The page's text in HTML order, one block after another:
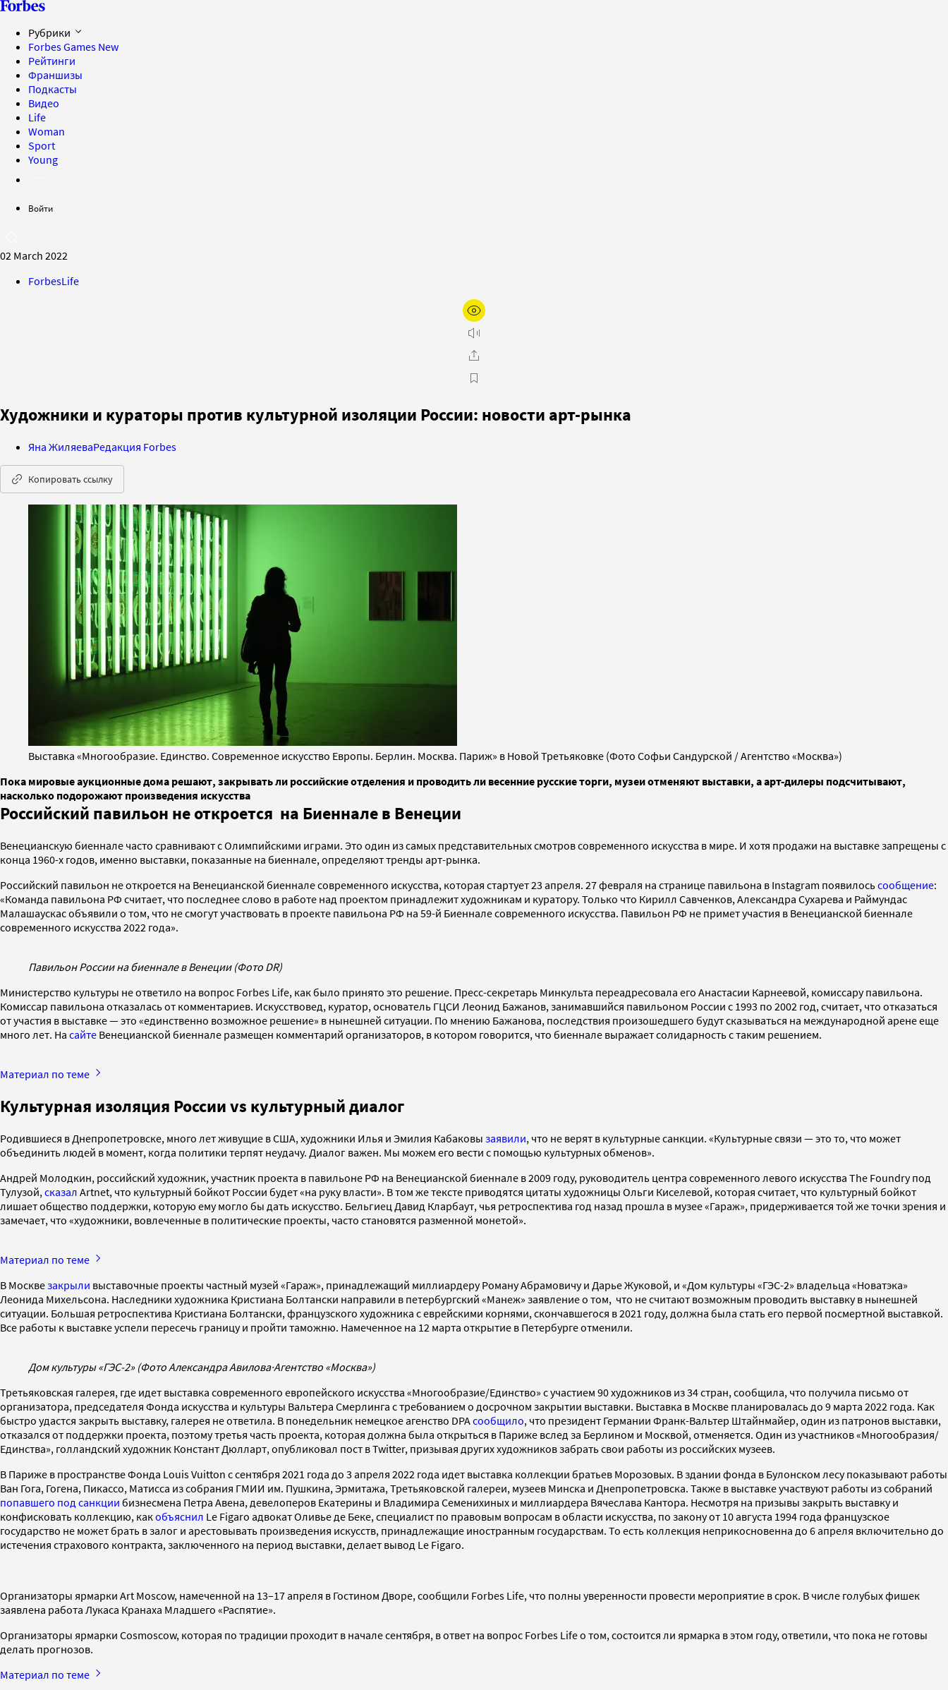
Рубрики
Forbes Games New
Рейтинги
Франшизы
Подкасты
Видео
Life
Woman
Sport
Young
Войти
02 March 2022
ForbesLife
Художники и кураторы против культурной изоляции России: новости арт-рынка
Яна ЖиляеваРедакция Forbes
Копировать ссылку
Выставка «Многообразие. Единство. Современное искусство Европы. Берлин. Москва. Париж» в Новой Третьяковке (Фото Софьи Сандурской / Агентство «Москва»)
Пока мировые аукционные дома решают, закрывать ли российские отделения и проводить ли весенние русские торги, музеи отменяют выставки, а арт-дилеры подсчитывают,
насколько подорожают произведения искусства
Российский павильон не откроется на Биеннале в Венеции
Венецианскую биеннале часто сравнивают с Олимпийскими играми. Это один из самых представительных смотров современного искусства в мире. И хотя продажи на выставке запрещены с
конца 1960-х годов, именно выставки, показанные на биеннале, определяют тренды арт-рынка.
Российский павильон не откроется на Венецианской биеннале современного искусства, которая стартует 23 апреля. 27 февраля на странице павильона в Instagram появилосьсообщение:
«Команда павильона РФ считает, что последнее слово в работе над проектом принадлежит художникам и куратору. Только что Кирилл Савченков, Александра Сухарева и Раймундас
Малашаускас объявили о том, что не смогут участвовать в проекте павильона РФ на 59-й Биеннале современного искусства. Павильон РФ не примет участия в Венецианской биеннале
современного искусства 2022 года».
Павильон России на биеннале в Венеции (Фото DR)
Министерство культуры не ответило на вопрос Forbes Life, как было принято это решение. Пресс-секретарь Минкульта переадресовала его Анастасии Карнеевой, комиссару павильона.
Комиссар павильона отказалась от комментариев. Искусствовед, куратор, основатель ГЦСИ Леонид Бажанов, занимавшийся павильоном России с 1993 по 2002 год, считает, что отказаться
от участия в выставке — это «единственно возможное решение» в нынешней ситуации. По мнению Бажанова, последствия произошедшего будут сказываться на международной арене еще
много лет. На сайте Венецианской биеннале размещен комментарий организаторов, в котором говорится, что биеннале выражает солидарность с таким решением.
Материал по теме
Культурная изоляция России vs культурный диалог
Родившиеся в Днепропетровске, много лет живущие в США, художники Илья и Эмилия Кабаковы заявили, что не верят в культурные санкции. «Культурные связи — это то, что может
объединить людей в момент, когда политики терпят неудачу. Диалог важен. Мы можем его вести с помощью культурных обменов».
Андрей Молодкин, российский художник, участник проекта в павильоне РФ на Венецианской биеннале в 2009 году, руководитель центра современного левого искусства The Foundry под
Тулузой, сказал Artnet, что культурный бойкот России будет «на руку власти». В том же тексте приводятся цитаты художницы Ольги Киселевой, которая считает, что культурный бойкот
лишает общество поддержки, которую ему могло бы дать искусство. Бельгиец Давид Кларбаут, чья ретроспектива год назад прошла в музее «Гараж», придерживается той же точки зрения и
замечает, что «художники, вовлеченные в политические проекты, часто становятся разменной монетой».
Материал по теме
В Москвезакрыли выставочные проекты частный музей «Гараж», принадлежащий миллиардеру Роману Абрамовичу и Дарье Жуковой, и «Дом культуры «ГЭС-2» владельца «Новатэка»
Леонида Михельсона. Наследники художника Кристиана Болтански направили в петербургский «Манеж» заявление о том, что не считают возможным проводить выставку в нынешней
ситуации. Большая ретроспектива Кристиана Болтански, французского художника с еврейскими корнями, скончавшегося в 2021 году, должна была стать его первой посмертной выставкой.
Все работы к выставке успели пересечь границу и пройти таможню. Намеченное на 12 марта открытие в Петербурге отменили.
Дом культуры «ГЭС-2» (Фото Александра Авилова·Агентство «Москва»)
Третьяковская галерея, где идет выставка современного европейского искусства «Многообразие/Единство» с участием 90 художников из 34 стран, сообщила, что получила письмо от
организатора, председателя Фонда искусства и культуры Вальтера Смерлинга с требованием о досрочном закрытии выставки. Выставка в Москве планировалась до 9 марта 2022 года. Как
быстро удастся закрыть выставку, галерея не ответила. В понедельник немецкое агенство DPAcообщило, что президент Германии Франк-Вальтер Штайнмайер, один из патронов выставки,
отказался от поддержки проекта, поэтому третья часть проекта, которая должна была открыться в Париже вслед за Берлином и Москвой, отменяется. Один из участников «Многообразия/
Единства», голландский художник Констант Дюлларт, опубликовал пост в Twitter, призывая других художников забрать свои работы из российских музеев.
В Париже в пространстве Фонда Louis Vuitton c сентября 2021 года до 3 апреля 2022 года идет выставка коллекции братьев Морозовых. В здании фонда в Булонском лесу показывают работы
Ван Гога, Гогена, Пикассо, Матисса из собрания ГМИИ им. Пушкина, Эрмитажа, Третьяковской галереи, музеев Минска и Днепропетровска. Также в выставке участвуют работы из собраний
попавшего под санкции бизнесмена Петра Авена, девелоперов Екатерины и Владимира Семенихиных и миллиардера Вячеслава Кантора. Несмотря на призывы закрыть выставку и
конфисковать коллекцию, какобъяснил Le Figaro адвокат Оливье де Беке, специалист по правовым вопросам в области искусства, по закону от 10 августа 1994 года французское
государство не может брать в залог и арестовывать произведения искусств, принадлежащие иностранным государствам. То есть коллекция неприкосновенна до 6 апреля включительно до
истечения страхового контракта, заключенного на период выставки, делает вывод Le Figaro.
Организаторы ярмарки Art Moscow, намеченной на 13–17 апреля в Гостином Дворе, сообщили Forbes Life, что полны уверенности провести мероприятие в срок. В числе голубых фишек
заявлена работа Лукаса Кранаха Младшего «Распятие».
Организаторы ярмарки Cosmoscow, которая по традиции проходит в начале сентября, в ответ на вопрос Forbes Life о том, состоится ли ярмарка в этом году, ответили, что пока не готовы
делать прогнозов.
Материал по теме